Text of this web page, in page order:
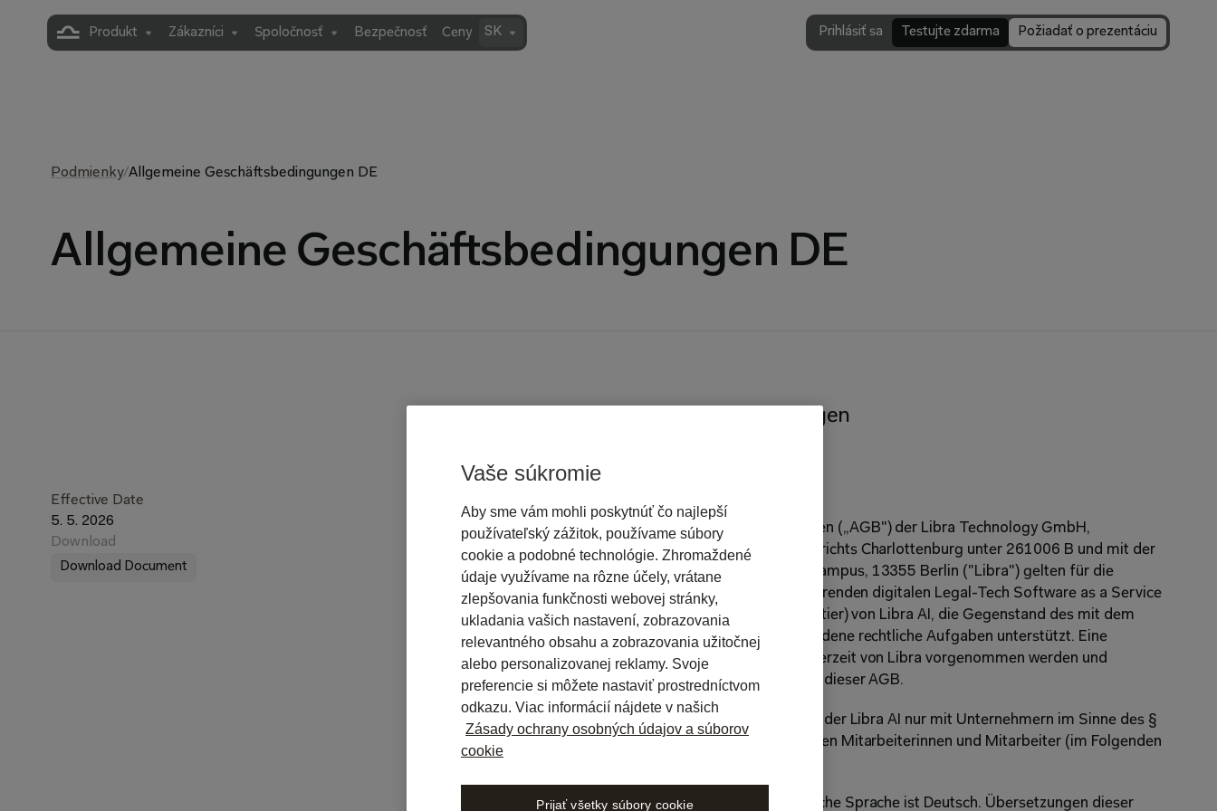
Produkt Zákazníci Spoločnosť Bezpečnosť Ceny SK Prihlásiť sa Testujte zdarma Požiadať o prezentáciu
Podmienky/Allgemeine Geschäftsbedingungen DE
Allgemeine Geschäftsbedingungen DE
Effective Date
5. 5. 2026
Download
Download Document
Allgemeine Geschäftsbedingungen
1.1 Diese Allgemeinen Geschäftsbedingungen („AGB") der Libra Technology GmbH,
eingetragen im Handelsregister des Amtsgerichts Charlottenburg unter 261006 B und mit der
Geschäftsadresse Max-Urich-Straße 3, AI Campus, 13355 Berlin ("Libra") gelten für die
Nutzung der auf Künstlicher Intelligenz basierenden digitalen Legal-Tech Software as a Service
Anwendung („Libra AI"), die je nach Version (tier) von Libra AI, die Gegenstand des mit dem
Kunden geschlossenen Vertrags ist, verschiedene rechtliche Aufgaben unterstützt. Eine
Änderung des Namens von Libra AI kann jederzeit von Libra vorgenommen werden und
erfordert keine Änderung des Vertrags oder dieser AGB.
1.2 Libra schließt Verträge über die Nutzung der Libra AI nur mit Unternehmern im Sinne des §
14 BGB („Kunden") zur Bereitstellung an deren Mitarbeiterinnen und Mitarbeiter (im Folgenden
1.3 Die für den Vertragsabschluss maßgebliche Sprache ist Deutsch. Übersetzungen dieser
Vaše súkromie
Aby sme vám mohli poskytnúť čo najlepší
používateľský zážitok, používame súbory
cookie a podobné technológie. Zhromaždené
údaje využívame na rôzne účely, vrátane
zlepšovania funkčnosti webovej stránky,
ukladania vašich nastavení, zobrazovania
relevantného obsahu a zobrazovania užitočnej
alebo personalizovanej reklamy. Svoje
preferencie si môžete nastaviť prostredníctvom
odkazu. Viac informácií nájdete v našich
Zásady ochrany osobných údajov a súborov
cookie
Prijať všetky súbory cookie